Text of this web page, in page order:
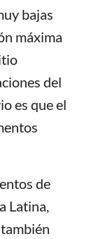
bajas
máxima
del
es que el
de
Latina,